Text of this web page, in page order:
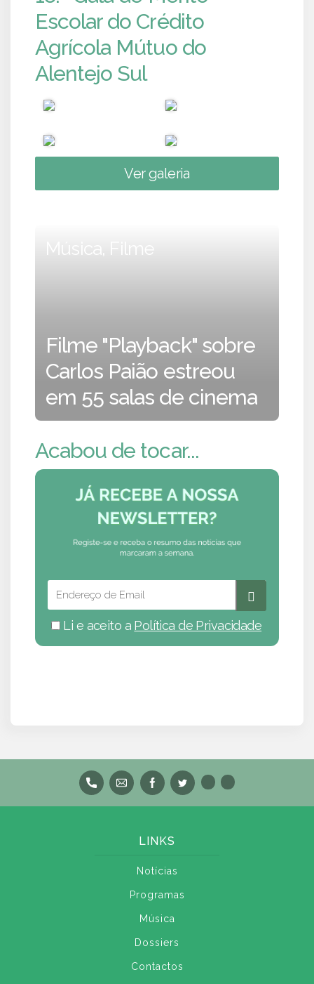
Escolar do Crédito
Agrícola Mútuo do
Alentejo Sul
Ver galeria
Música, Filme
Filme "Playback" sobre
Carlos Paião estreou
em 55 salas de cinema
Acabou de tocar...
Li e aceito a Política de Privacidade
LINKS
Notícias
Programas
Música
Dossiers
Contactos